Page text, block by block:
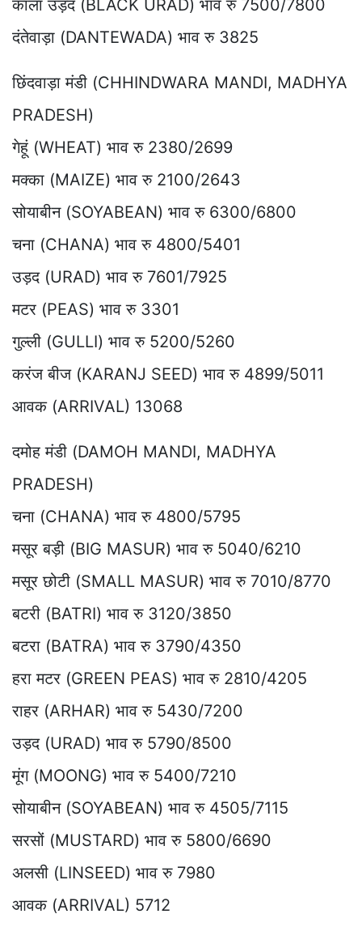
काला उड़द (BLACK URAD) भाव रु 7500/7800
दंतेवाड़ा (DANTEWADA) भाव रु 3825
छिंदवाड़ा मंडी (CHHINDWARA MANDI, MADHYA
PRADESH)
गेहूं (WHEAT) भाव रु 2380/2699
मक्का (MAIZE) भाव रु 2100/2643
सोयाबीन (SOYABEAN) भाव रु 6300/6800
चना (CHANA) भाव रु 4800/5401
उड़द (URAD) भाव रु 7601/7925
मटर (PEAS) भाव रु 3301
गुल्ली (GULLI) भाव रु 5200/5260
करंज बीज (KARANJ SEED) भाव रु 4899/5011
आवक (ARRIVAL) 13068
दमोह मंडी (DAMOH MANDI, MADHYA
PRADESH)
चना (CHANA) भाव रु 4800/5795
मसूर बड़ी (BIG MASUR) भाव रु 5040/6210
मसूर छोटी (SMALL MASUR) भाव रु 7010/8770
बटरी (BATRI) भाव रु 3120/3850
बटरा (BATRA) भाव रु 3790/4350
हरा मटर (GREEN PEAS) भाव रु 2810/4205
राहर (ARHAR) भाव रु 5430/7200
उड़द (URAD) भाव रु 5790/8500
मूंग (MOONG) भाव रु 5400/7210
सोयाबीन (SOYABEAN) भाव रु 4505/7115
सरसों (MUSTARD) भाव रु 5800/6690
अलसी (LINSEED) भाव रु 7980
आवक (ARRIVAL) 5712